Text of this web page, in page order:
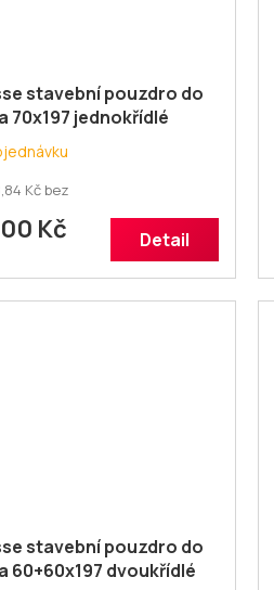
stavební pouzdro do
70x197 jednokřídlé
Kč bez
Kč Detail
stavební pouzdro do
60+60x197 dvoukřídlé